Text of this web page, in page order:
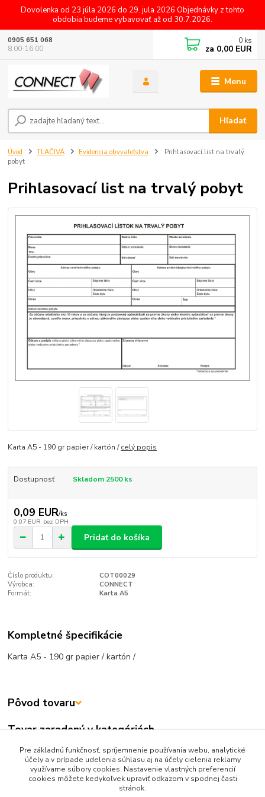
Dovolenka od 23 júla 2026 do 29. jula 2026 Objednávky z tohto
obdobia budeme vybavovať až od 30.7.2026.
Menu
Hľadať
0905 651 068
8.00-16.00
0 ks
za 0,00 EUR
Úvod TLAČIVÁ Evidencia obyvateľstva
Prihlasovací list na trvalý
pobyt
Prihlasovací list na trvalý pobyt
Karta A5 - 190 gr papier / kartón /celý popis
Dostupnosť Skladom 2500 ks
0,09 EUR/ks
0,07 EUR bez DPH
Pridať do košíka
Číslo produktu:
COT00029
Výrobca:
CONNECT
Formát:
Karta A5
Kompletné špecifikácie
Karta A5 - 190 gr papier / kartón /
Pôvod tovaru
Tovar zaradený v kategóriách
TLAČIVÁ
Evidencia obyvateľstva
Pre základnú funkčnosť, spríjemnenie používania webu, analytické
účely a v prípade udelenia súhlasu aj na účely cielenia reklamy
využívame súbory cookies. Nastavenie vlastných preferencií
cookies môžete kedykoľvek upraviť odkazom v spodnej časti
stránok.